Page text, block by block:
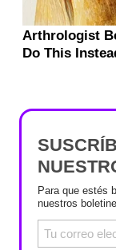
Para que estés
nuestros